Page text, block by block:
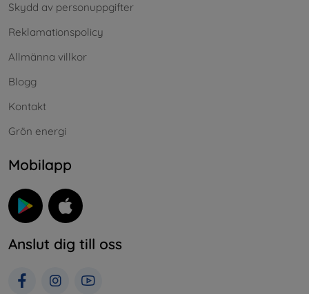
Skydd av personuppgifter
Reklamationspolicy
Allmänna villkor
Blogg
Kontakt
Grön energi
Mobilapp
Anslut dig till oss